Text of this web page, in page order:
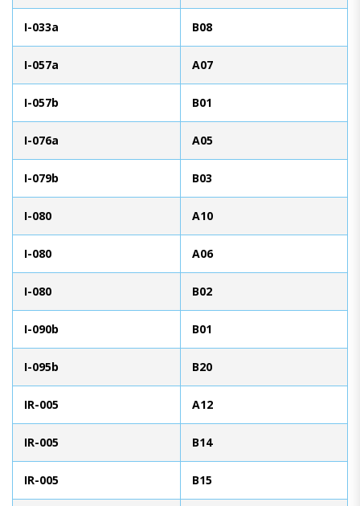
I-033a B08
I-057a A07
I-057b B01
I-076a A05
I-079b B03
I-080 A10
I-080 A06
I-080 B02
I-090b B01
I-095b B20
IR-005 A12
IR-005 B14
IR-005 B15